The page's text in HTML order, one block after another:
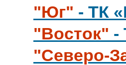
"Юг" - ТК
"Восток" -
"Северо-